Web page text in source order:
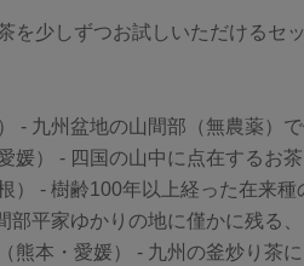
を少しずつお試しいただけるセ
- 九州盆地の山間部（無農薬）
媛） - 四国の山中に点在するお
） - 樹齢100年以上経った在来
部平家ゆかりの地に僅かに残る
熊本・愛媛） - 九州の釜炒り茶